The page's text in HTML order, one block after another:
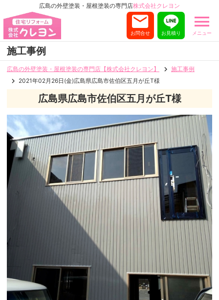
広島の外壁塗装・屋根塗装の専門店株式会社クレヨン
メニュー
お見積り
お問合せ
施工事例
広島の外壁塗装・屋根塗装の専門店【株式会社クレヨン】
施工事例
2021年02月26日(金)広島県広島市佐伯区五月が丘T様
広島県広島市佐伯区五月が丘T様